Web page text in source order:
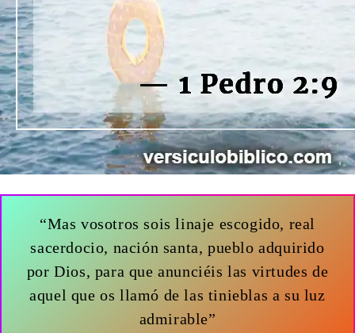
“Mas vosotros sois linaje escogido, real
sacerdocio, nación santa, pueblo adquirido
por Dios, para que anunciéis las virtudes de
aquel que os llamó de las tinieblas a su luz
admirable”